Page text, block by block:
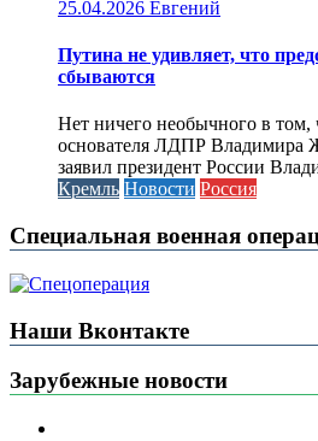
25.04.2026 Евгений
Путина не удивляет, что
сбываются
Нет ничего необычного в том,
основателя ЛДПР Владимира
заявил президент России
Кремль Новости Россия
Специальная военная
Наши Вконтакте
Зарубежные новости